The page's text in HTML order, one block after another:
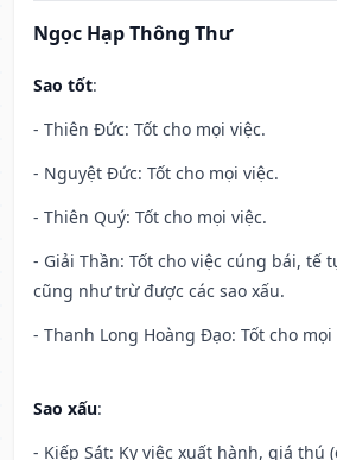
Ngọc Hạp Thông Thư
Sao tốt:
- Thiên Đức: Tốt cho mọi việc.
- Nguyệt Đức: Tốt cho mọi việc.
- Thiên Quý: Tốt cho mọi việc.
- Giải Thần: Tốt cho việc cúng bái, tế
cũng như trừ được các sao xấu.
- Thanh Long Hoàng Đạo: Tốt cho mọi
Sao xấu:
- Kiếp Sát: Kỵ việc xuất hành, giá thú